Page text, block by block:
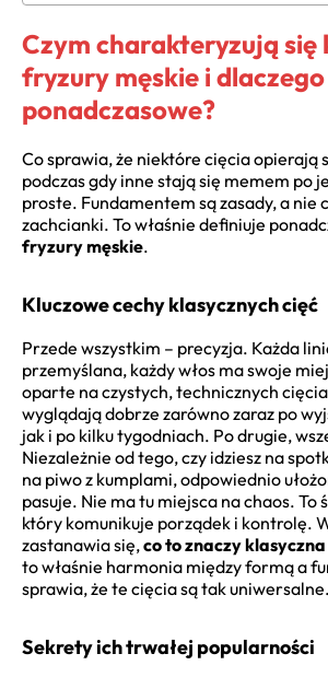
Czym charakteryzują się
fryzury męskie i dlaczego
ponadczasowe?
Co sprawia, że niektóre cięcia opierają
podczas gdy inne stają się memem po
proste. Fundamentem są zasady, a nie
zachcianki. To właśnie definiuje
fryzury męskie.
Kluczowe cechy klasycznych cięć
Przede wszystkim – precyzja. Każda
przemyślana, każdy włos ma swoje
oparte na czystych, technicznych
wyglądają dobrze zarówno zaraz po
jak i po kilku tygodniach. Po drugie,
Niezależnie od tego, czy idziesz na
na piwo z kumplami, odpowiednio
pasuje. Nie ma tu miejsca na chaos. To
który komunikuje porządek i kontrolę.
zastanawia się,co to znaczy
to właśnie harmonia między formą a
sprawia, że te cięcia są tak uniwersalne.
Sekrety ich trwałej popularności